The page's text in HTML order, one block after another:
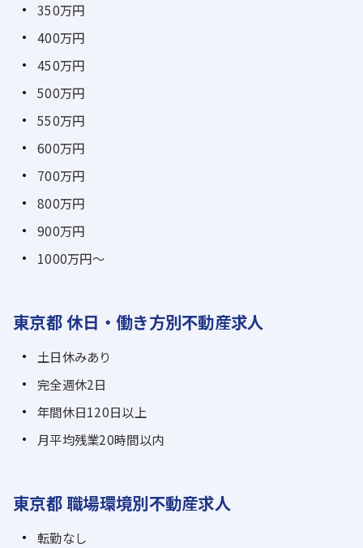
350万円
400万円
450万円
500万円
550万円
600万円
700万円
800万円
900万円
1000万円～
東京都 休日・働き方別不動産求人
土日休みあり
完全週休2日
年間休日120日以上
月平均残業20時間以内
東京都 職場環境別不動産求人
転勤なし